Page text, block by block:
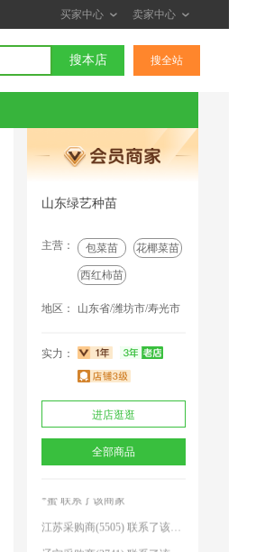
买家中心 卖家中心
搜本店 搜全站
山东绿艺种苗
主营： 包菜苗 花椰菜苗
西红柿苗
地区： 山东省/潍坊市/寿光市
实力：
进店逛逛
全部商品
山东采购商(5861) 联系了该商家
辽宁采购商(2741) 联系了该商家